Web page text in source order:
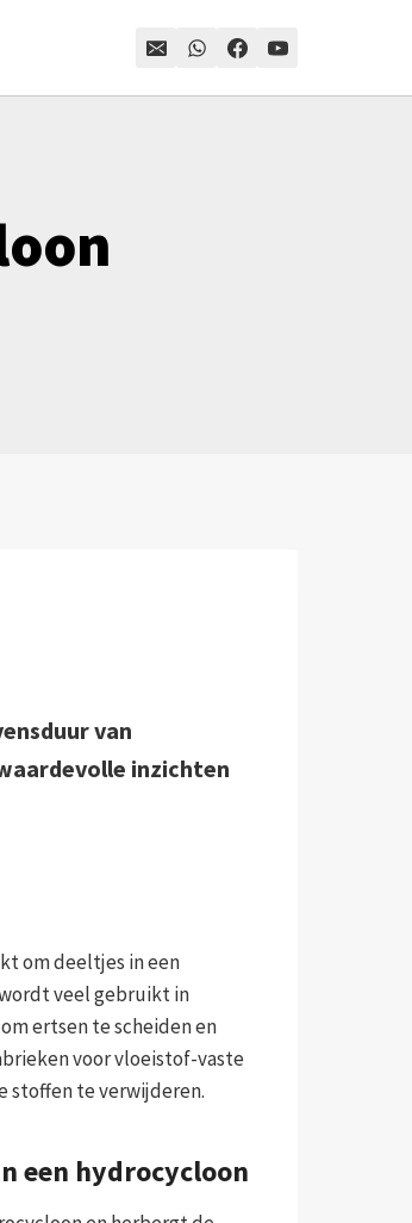
van
inzichten
om deeltjes in een
veel gebruikt in
ertsen te scheiden en
voor vloeistof-vaste
stoffen te verwijderen.
een hydrocycloon